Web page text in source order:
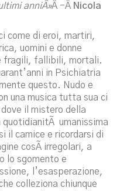
anniÂ»Â -Â Nicola
come di eroi, martiri,
uomini e donne
fragili, fallibili, mortali.
in Psichiatria
questo. Nudo e
una musica tutta sua ci
il mistero della
umanissima
il camice e ricordarsi di
cosÃ­ irregolari, a
lo sgomento e
l’esasperazione,
colleziona chiunque